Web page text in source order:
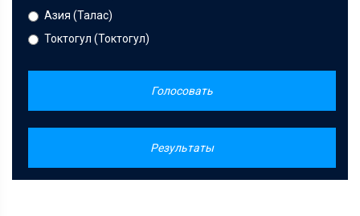
Азия (Талас)
Токтогул (Токтогул)
Голосовать
Результаты